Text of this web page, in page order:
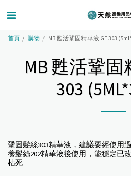
首頁 購物 MB 甦活鞏固精華液 GE 303
MB 甦活鞏固
303
鞏固髮絲303精華液，建議要經使用
養髮絲202精華液後使用，能穩定已
枯死